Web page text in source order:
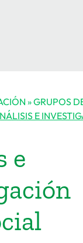
»GRUPOS
E
e